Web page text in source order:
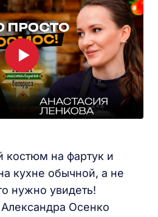
костюм на фартук и
кухне обычной, а не
нужно увидеть!
Осенко